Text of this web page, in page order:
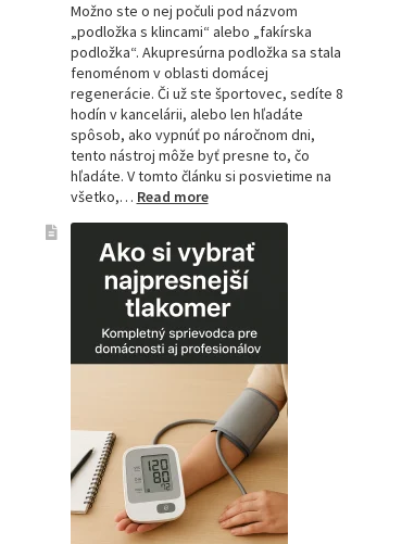
Možno ste o nej počuli pod názvom
„podložka s klincami“ alebo „fakírska
podložka“. Akupresúrna podložka sa stala
fenoménom v oblasti domácej
regenerácie. Či už ste športovec, sedíte 8
hodín v kancelárii, alebo len hľadáte
spôsob, ako vypnúť po náročnom dni,
tento nástroj môže byť presne to, čo
hľadáte. V tomto článku si posvietime na
všetko,… Read more:
akupresúrnou
podložkou:
Ako
si
vybrať
tú
najlepšiu
prečo
je
hitom
na
Slovensku?